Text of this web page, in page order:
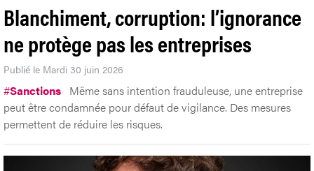
Blanchiment, corruption: l’ignorance
ne protège pas les entreprises
Publié le Mardi 30 juin 2026
#Sanctions Même sans intention frauduleuse, une entreprise
peut être condamnée pour défaut de vigilance. Des mesures
permettent de réduire les risques.